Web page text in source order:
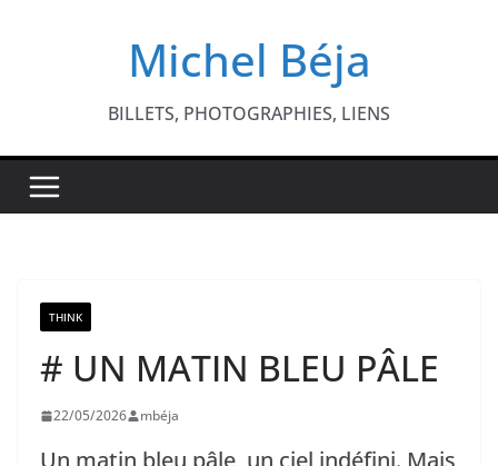
Michel Béja
BILLETS, PHOTOGRAPHIES, LIENS
THINK
# UN MATIN BLEU PÂLE
22/05/2026 mbéja
Un matin bleu pâle, un ciel indéfini. Mais